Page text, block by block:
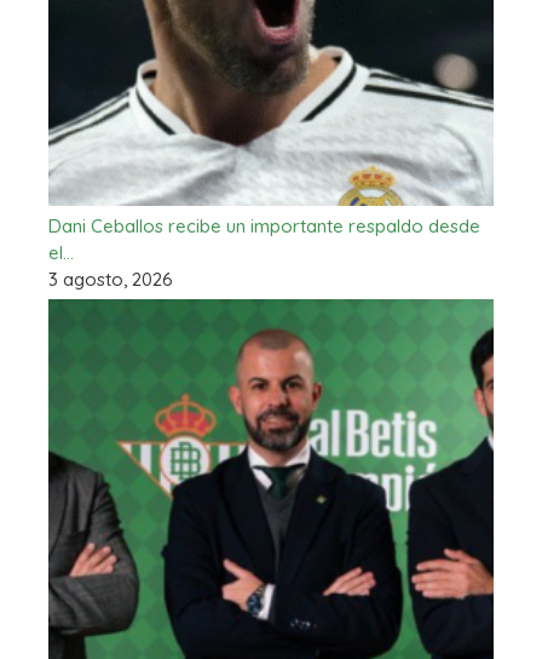
Dani Ceballos recibe un importante respaldo desde
el…
3 agosto, 2026